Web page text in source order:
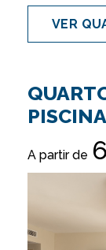
VER
PISCINA
A partir de